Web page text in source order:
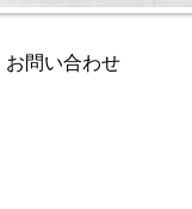
お問い合わせ